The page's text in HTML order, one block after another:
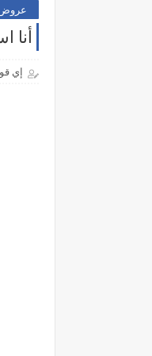
عروض
أنا اسمي
إي